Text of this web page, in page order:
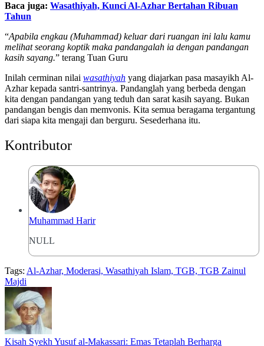
Baca juga: Wasathiyah, Kunci Al-Azhar Bertahan Ribuan
Tahun
“Apabila engkau (Muhammad) keluar dari ruangan ini lalu kamu
melihat seorang koptik maka pandangalah ia dengan pandangan
kasih sayang.” terang Tuan Guru
Inilah cerminan nilai wasathiyah yang diajarkan pasa masayikh Al-
Azhar kepada santri-santrinya. Pandanglah yang berbeda dengan
kita dengan pandangan yang teduh dan sarat kasih sayang. Bukan
pandangan bengis dan memvonis. Kita semua beragama tergantung
dari siapa kita mengaji dan berguru. Sesederhana itu.
Kontributor
Muhammad Harir
NULL
Tags: Al-Azhar, Moderasi, Wasathiyah Islam, TGB, TGB Zainul
Majdi
Kisah Syekh Yusuf al-Makassari: Emas Tetaplah Berharga